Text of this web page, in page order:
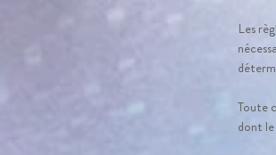
Les
Toute
dont